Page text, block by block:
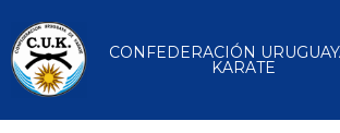
CONFEDERACIÓN
KARATE